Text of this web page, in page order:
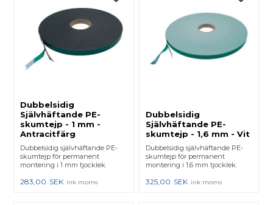
Dubbelsidig
Självhäftande PE-
skumtejp - 1 mm -
Antracitfärg
Dubbelsidig självhäftande PE-
skumtejp för permanent
montering i 1 mm tjocklek.
283,00 SEK ink moms
Dubbelsidig
Självhäftande PE-
skumtejp - 1,6 mm - Vit
Dubbelsidig självhäftande PE-
skumtejp för permanent
montering i 1,6 mm tjocklek.
325,00 SEK ink moms